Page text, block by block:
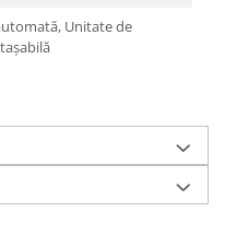
Unitate de